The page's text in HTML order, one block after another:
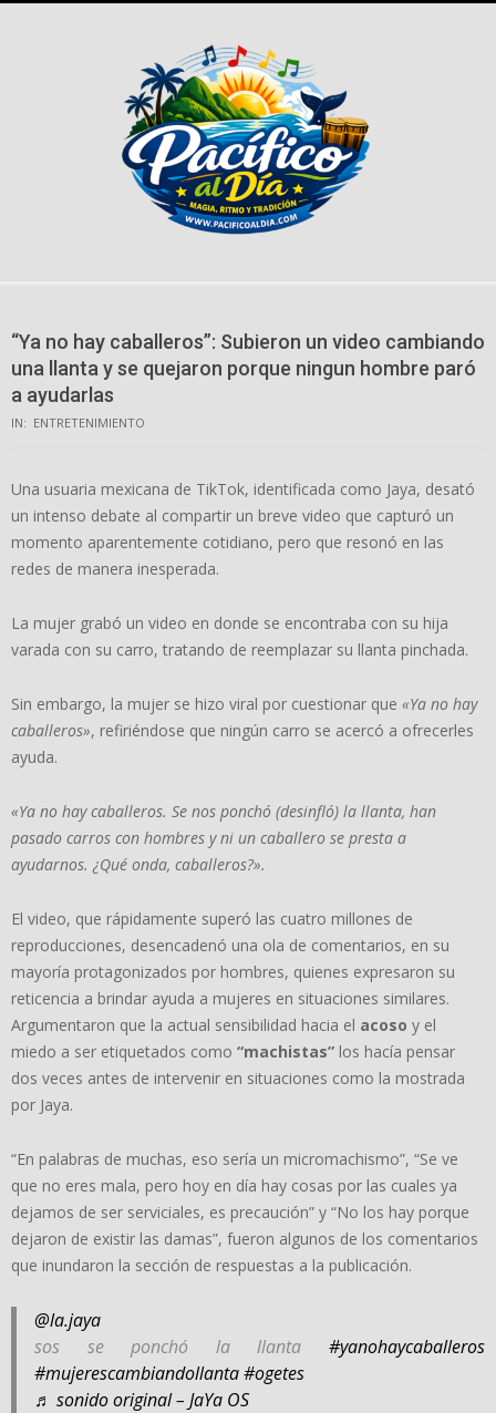
“Ya no hay caballeros”: Subieron un video cambiando
una llanta y se quejaron porque ningun hombre paró
a ayudarlas
IN: ENTRETENIMIENTO
Una usuaria mexicana de TikTok, identificada como Jaya, desató
un intenso debate al compartir un breve video que capturó un
momento aparentemente cotidiano, pero que resonó en las
redes de manera inesperada.
La mujer grabó un video en donde se encontraba con su hija
varada con su carro, tratando de reemplazar su llanta pinchada.
Sin embargo, la mujer se hizo viral por cuestionar que «Ya no hay
caballeros», refiriéndose que ningún carro se acercó a ofrecerles
ayuda.
«Ya no hay caballeros. Se nos ponchó (desinfló) la llanta, han
pasado carros con hombres y ni un caballero se presta a
ayudarnos. ¿Qué onda, caballeros?».
El video, que rápidamente superó las cuatro millones de
reproducciones, desencadenó una ola de comentarios, en su
mayoría protagonizados por hombres, quienes expresaron su
reticencia a brindar ayuda a mujeres en situaciones similares.
Argumentaron que la actual sensibilidad hacia el acoso y el
miedo a ser etiquetados como “machistas” los hacía pensar
dos veces antes de intervenir en situaciones como la mostrada
por Jaya.
“En palabras de muchas, eso sería un micromachismo”, “Se ve
que no eres mala, pero hoy en día hay cosas por las cuales ya
dejamos de ser serviciales, es precaución” y “No los hay porque
dejaron de existir las damas”, fueron algunos de los comentarios
que inundaron la sección de respuestas a la publicación.
@la.jaya
sos se ponchó la llanta #yanohaycaballeros
#mujerescambiandollanta#ogetes
♬ sonido original – JaYa OS